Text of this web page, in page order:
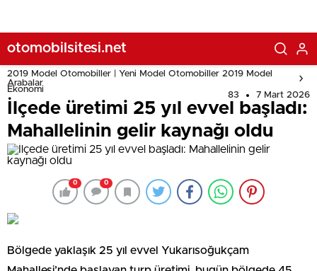
otomobilsitesi.net
2019 Model Otomobiller | Yeni Model Otomobiller 2019 Model
Arabalar
Ekonomi
83 7 Mart 2026
İlçede üretimi 25 yıl evvel başladı:
Mahallelinin gelir kaynağı oldu
0 0
Bölgede yaklaşık 25 yıl evvel Yukarısoğukçam